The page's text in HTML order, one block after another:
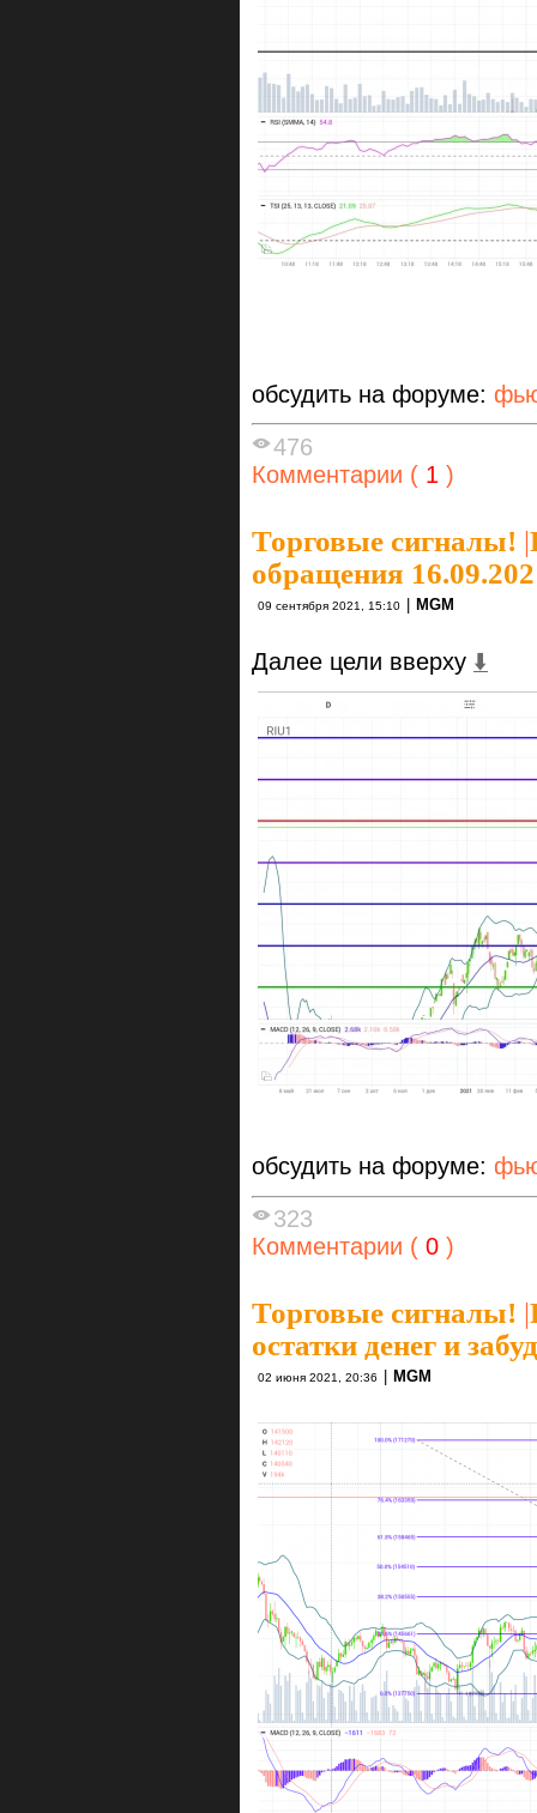
обсудить на форуме:
476
Комментарии ( 1 )
Торговые сигналы! |
обращения
09 сентября 2021, 15:10 MGM
Далее цели вверху ⬇️
обсудить на форуме:
323
Комментарии ( 0 )
Торговые сигналы! |
остатки денег и
02 июня 2021, 20:36 MGM